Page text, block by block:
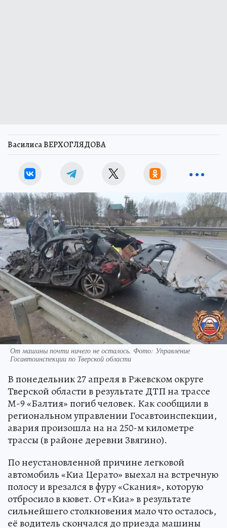
Василиса ВЕРХОГЛЯДОВА
От машины почти ничего не осталось. Фото: Управление
Госавтоинспекции по Тверской области
В понедельник 27 апреля в Ржевском округе
Тверской области в результате ДТП на трассе
М-9 «Балтия» погиб человек. Как сообщили в
региональном управлении Госавтоинспекции,
авария произошла на на 250-м километре
трассы (в районе деревни Звягино).
По неустановленной причине легковой
автомобиль «Киа Церато» выехал на встречную
полосу и врезался в фуру «Скания», которую
отбросило в кювет. От «Киа» в результате
сильнейшего столкновения мало что осталось,
её водитель скончался до приезда машины